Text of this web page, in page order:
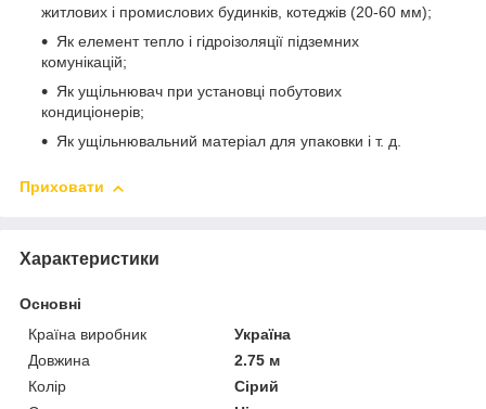
житлових і промислових будинків, котеджів (20-60 мм);
Як елемент тепло і гідроізоляції підземних
комунікацій;
Як ущільнювач при установці побутових
кондиціонерів;
Як ущільнювальний матеріал для упаковки і т. д.
Приховати
Характеристики
Основні
Країна виробник
Україна
Довжина
2.75 м
Колір
Сірий